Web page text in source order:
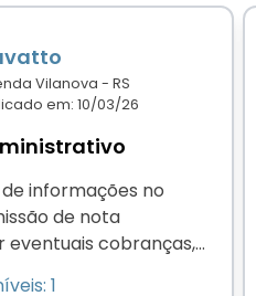
Vilanova - RS
em: 10/03/26
informações no
de nota
eventuais cobranças,
1